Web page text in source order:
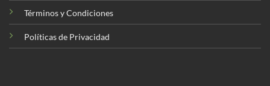
Términos y Condiciones
Políticas de Privacidad